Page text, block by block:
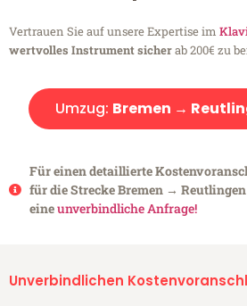
Vertrauen Sie auf unsere Expertise im
wertvolles Instrument sicherab 200€ zu
Umzug: Bremen →
Für einen detaillierte
für die Strecke Bremen →
eineunverbindliche Anfrage!
Unverbindlichen